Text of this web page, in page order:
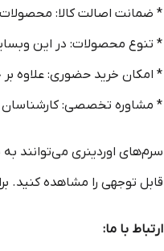
* ضمانت اصالت کالا: محصولات
* تنوع محصولات: در این
* امکان خرید حضوری: علاوه بر
* مشاوره تخصصی: کارشناسان
سرم‌های اوردینری می‌توانند
قابل توجهی را مشاهده کنید.
ارتباط با ما: